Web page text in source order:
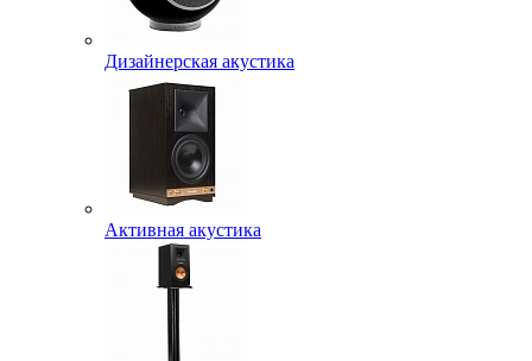
Дизайнерская акустика
Активная акустика